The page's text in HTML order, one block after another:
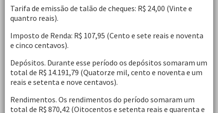
Tarifa de emissão de talão de cheques: R$ 24,00 (Vinte e
quantro reais).
Imposto de Renda: R$ 107,95 (Cento e sete reais e noventa
e cinco centavos).
Depósitos. Durante esse período os depósitos somaram um
total de R$ 14.191,79 (Quatorze mil, cento e noventa e um
reais e setenta e nove centavos).
Rendimentos. Os rendimentos do período somaram um
total de R$ 870,42 (Oitocentos e setenta reais e quarenta e